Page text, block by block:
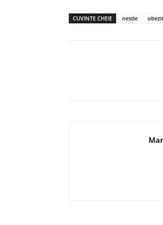
CUVINTE CHEIE nestle